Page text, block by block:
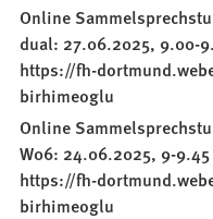
Online
dual: 27.06.2025, 9.00-
https://fh-
birhimeoglu
Online
W06: 24.06.2025, 9-
https://fh-
birhimeoglu